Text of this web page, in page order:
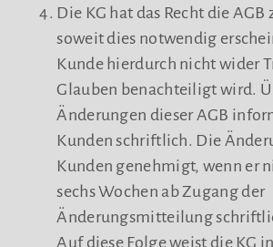
Die KG hat das Recht die AGB
soweit dies notwendig
Kunde hierdurch nicht wider
Glauben benachteiligt wird.
Änderungen dieser AGB
Kunden schriftlich. Die
Kunden genehmigt, wenn er
sechs Wochen ab Zugang der
Änderungsmitteilung
Auf diese Folge weist die KG